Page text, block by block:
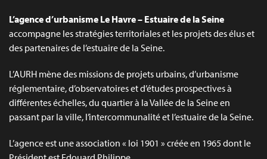
L’agence d’urbanisme Le Havre – Estuaire de la Seine
accompagne les stratégies territoriales et les projets des élus et
des partenaires de l’estuaire de la Seine.
L’AURH mène des missions de projets urbains, d’urbanisme
réglementaire, d’observatoires et d’études prospectives à
différentes échelles, du quartier à la Vallée de la Seine en
passant par la ville, l’intercommunalité et l’estuaire de la Seine.
L’agence est une association « loi 1901 » créée en 1965 dont le